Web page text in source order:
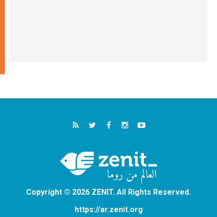
Copyright © 2026 ZENIT. All Rights Reserved.
https://ar.zenit.org